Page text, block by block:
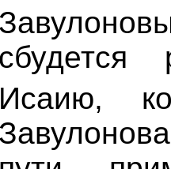
сбудется
Исаию,